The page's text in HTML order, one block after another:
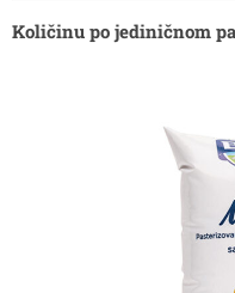
Količinu po jediničnom